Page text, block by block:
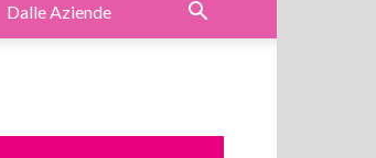
Dalle Aziende